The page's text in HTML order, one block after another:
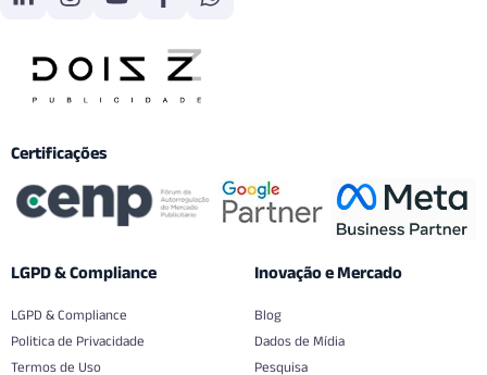
Certificações
LGPD & Compliance
LGPD & Compliance
Politica de Privacidade
Termos de Uso
Inovação e Mercado
Blog
Dados de Mídia
Pesquisa